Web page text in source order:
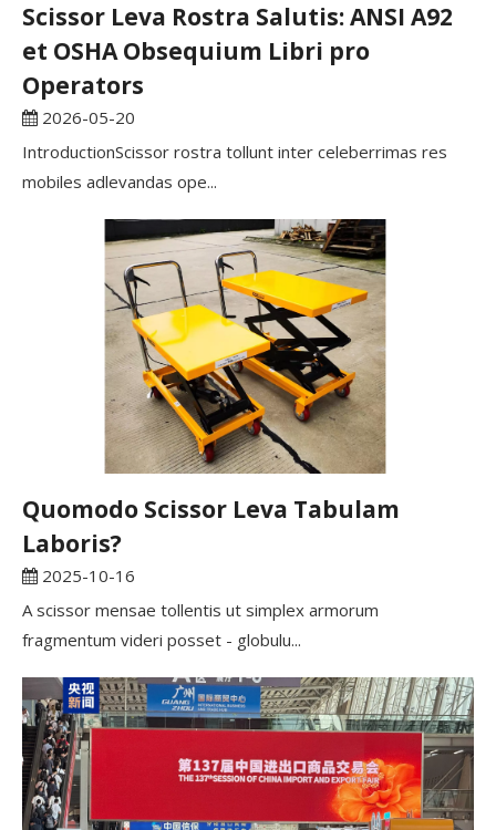
Scissor Leva Rostra Salutis: ANSI A92
et OSHA Obsequium Libri pro
Operators
2026-05-20
IntroductionScissor rostra tollunt inter celeberrimas res
mobiles adlevandas ope...
Quomodo Scissor Leva Tabulam
Laboris?
2025-10-16
A scissor mensae tollentis ut simplex armorum
fragmentum videri posset - globulu...